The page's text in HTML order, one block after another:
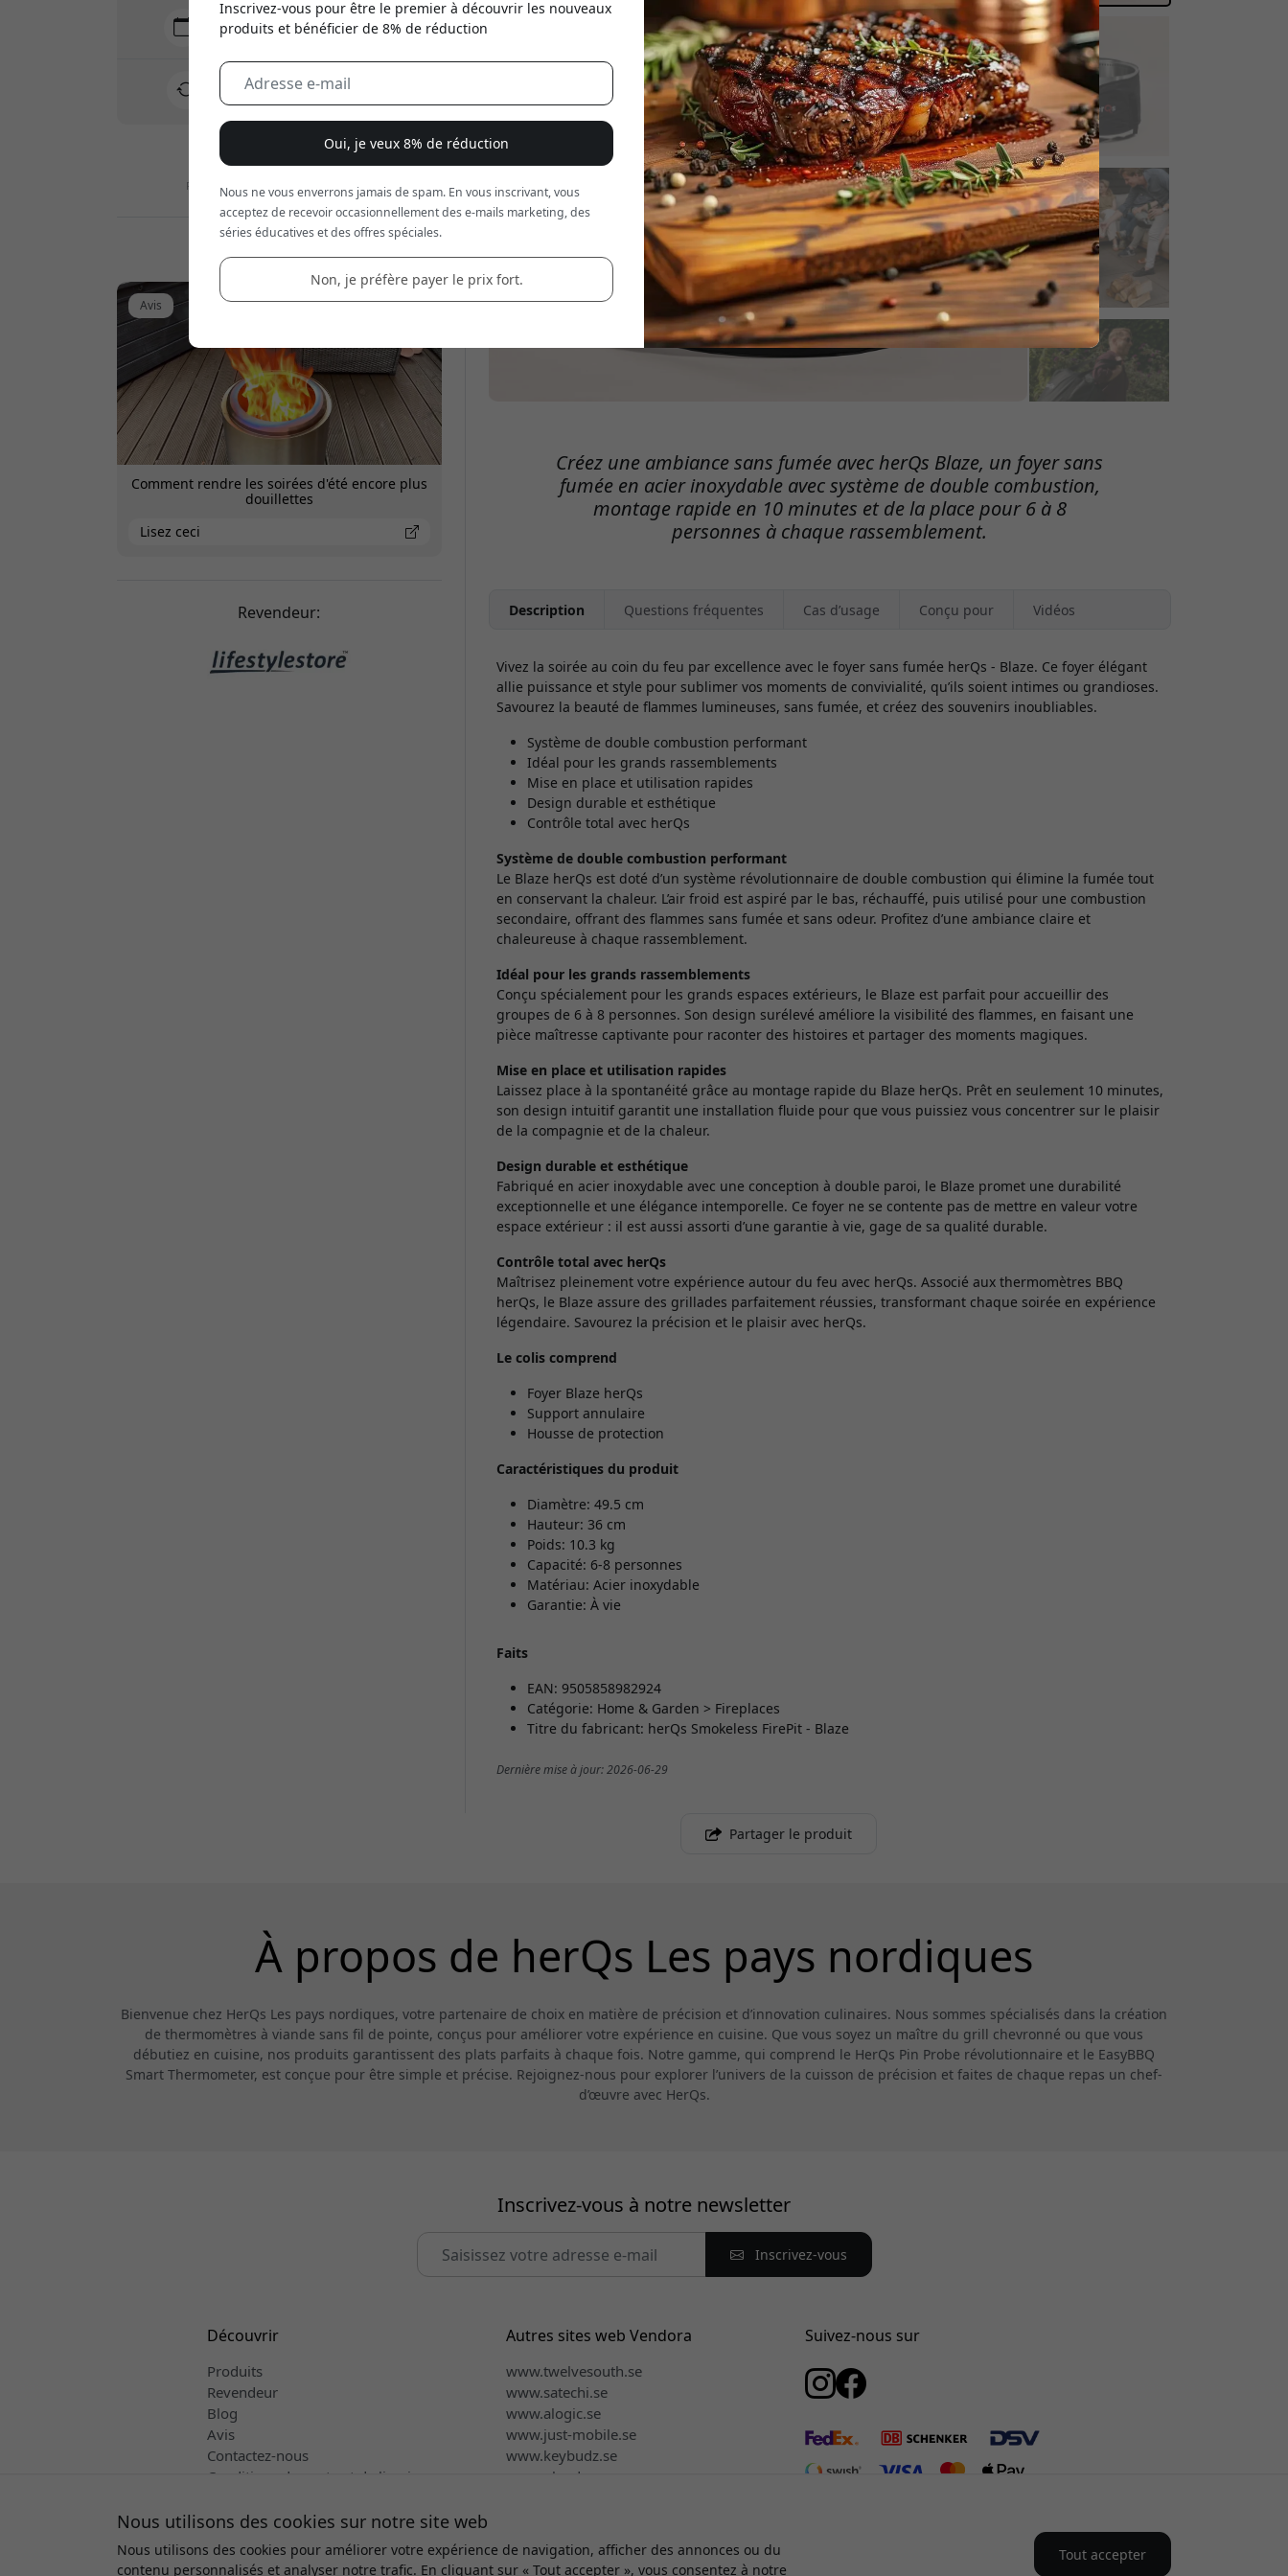
Créez une ambiance sans fumée avec herQs Blaze, un foyer sans
fumée en acier inoxydable avec système de double combustion,
montage rapide en 10 minutes et de la place pour 6 à 8
personnes à chaque rassemblement.
Description Questions fréquentes Cas d’usage Conçu pour Vidéos
Vivez la soirée au coin du feu par excellence avec le foyer sans fumée herQs - Blaze. Ce foyer élégant
allie puissance et style pour sublimer vos moments de convivialité, qu’ils soient intimes ou grandioses.
Savourez la beauté de flammes lumineuses, sans fumée, et créez des souvenirs inoubliables.
Système de double combustion performant
Idéal pour les grands rassemblements
Mise en place et utilisation rapides
Design durable et esthétique
Contrôle total avec herQs
Système de double combustion performant
Le Blaze herQs est doté d’un système révolutionnaire de double combustion qui élimine la fumée tout
en conservant la chaleur. L’air froid est aspiré par le bas, réchauffé, puis utilisé pour une combustion
secondaire, offrant des flammes sans fumée et sans odeur. Profitez d’une ambiance claire et
chaleureuse à chaque rassemblement.
Idéal pour les grands rassemblements
Conçu spécialement pour les grands espaces extérieurs, le Blaze est parfait pour accueillir des
groupes de 6 à 8 personnes. Son design surélevé améliore la visibilité des flammes, en faisant une
pièce maîtresse captivante pour raconter des histoires et partager des moments magiques.
Mise en place et utilisation rapides
Laissez place à la spontanéité grâce au montage rapide du Blaze herQs. Prêt en seulement 10 minutes,
son design intuitif garantit une installation fluide pour que vous puissiez vous concentrer sur le plaisir
de la compagnie et de la chaleur.
Design durable et esthétique
Fabriqué en acier inoxydable avec une conception à double paroi, le Blaze promet une durabilité
exceptionnelle et une élégance intemporelle. Ce foyer ne se contente pas de mettre en valeur votre
espace extérieur : il est aussi assorti d’une garantie à vie, gage de sa qualité durable.
Contrôle total avec herQs
Maîtrisez pleinement votre expérience autour du feu avec herQs. Associé aux thermomètres BBQ
herQs, le Blaze assure des grillades parfaitement réussies, transformant chaque soirée en expérience
légendaire. Savourez la précision et le plaisir avec herQs.
Le colis comprend
Foyer Blaze herQs
Support annulaire
Housse de protection
Caractéristiques du produit
Diamètre: 49.5 cm
Hauteur: 36 cm
Poids: 10.3 kg
Capacité: 6-8 personnes
Matériau: Acier inoxydable
Garantie: À vie
Faits
EAN: 9505858982924
Catégorie: Home & Garden > Fireplaces
Titre du fabricant: herQs Smokeless FirePit - Blaze
Dernière mise à jour: 2026-06-29
Livraison 7-11 août
Livraison rapide et traçable
Retour sous 30 jours
Paiements sécurisés avec chiffrement
Avis
Comment rendre les soirées d'été encore plus
douillettes
Lisez ceci
Revendeur:
Partager le produit
À propos de herQs Les pays nordiques
Bienvenue chez HerQs Les pays nordiques, votre partenaire de choix en matière de précision et d’innovation culinaires. Nous sommes spécialisés dans la création
de thermomètres à viande sans fil de pointe, conçus pour améliorer votre expérience en cuisine. Que vous soyez un maître du grill chevronné ou que vous
débutiez en cuisine, nos produits garantissent des plats parfaits à chaque fois. Notre gamme, qui comprend le HerQs Pin Probe révolutionnaire et le EasyBBQ
Smart Thermometer, est conçue pour être simple et précise. Rejoignez-nous pour explorer l’univers de la cuisson de précision et faites de chaque repas un chef-
d’œuvre avec HerQs.
Inscrivez-vous à notre newsletter
Inscrivez-vous
Découvrir
Produits
Revendeur
Blog
Avis
Contactez-nous
Conditions de vente et de livraison
Autres sites web Vendora
www.twelvesouth.se
www.satechi.se
www.alogic.se
www.just-mobile.se
www.keybudz.se
www.plaud.se
Suivez-nous sur
Nous utilisons des cookies sur notre site web
Nous utilisons des cookies pour améliorer votre expérience de navigation, afficher des annonces ou du
contenu personnalisés et analyser notre trafic. En cliquant sur « Tout accepter », vous consentez à notre
Tout accepter
Inscrivez-vous pour être le premier à découvrir les nouveaux
produits et bénéficier de 8% de réduction
Oui, je veux 8% de réduction
Nous ne vous enverrons jamais de spam. En vous inscrivant, vous
acceptez de recevoir occasionnellement des e-mails marketing, des
séries éducatives et des offres spéciales.
Non, je préfère payer le prix fort.
Utilisez ce code lors du paiement pour obtenir 8% de
réduction.